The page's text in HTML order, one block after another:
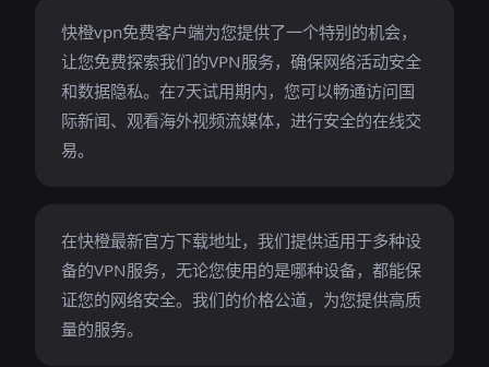
快橙vpn免费客户端为您提供了一个特别的机会，
让您免费探索我们的VPN服务，确保网络活动安全
和数据隐私。在7天试用期内，您可以畅通访问国
际新闻、观看海外视频流媒体，进行安全的在线交
易。
在快橙最新官方下载地址，我们提供适用于多种设
备的VPN服务，无论您使用的是哪种设备，都能保
证您的网络安全。我们的价格公道，为您提供高质
量的服务。